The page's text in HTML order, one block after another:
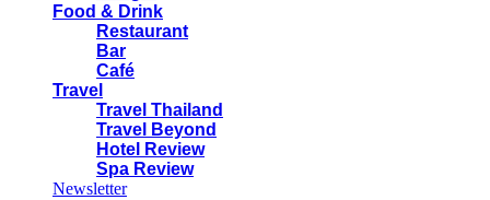
Food & Drink
Restaurant
Bar
Café
Travel
Travel Thailand
Travel Beyond
Hotel Review
Spa Review
Newsletter